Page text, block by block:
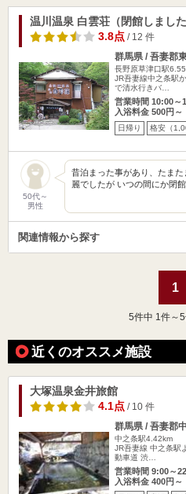
温川温泉 白雲荘（閉館しました
3.8点/ 12 件
群馬県 / 吾妻郡
長野原草津口駅
JR吾妻線中之条駅
で清水行きバ…
営業時間 10:00～
入浴料金 500円～
日帰り 格安（
50代～
男性
昔泊まった事があり、たま
麗でしたが いつの間にか閉
関連情報から探す
1
5件中 1件～
近くのオススメ施設
大塚温泉金井旅館
4.1点/ 10 件
群馬県 / 吾妻郡
中之条駅4.42km
JR吾妻線 中之条駅
動車道 渋…
営業時間 9:00～
入浴料金 400円～